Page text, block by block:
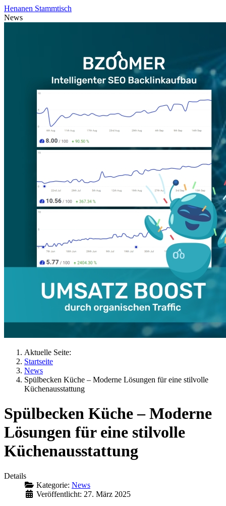
Henanen Stammtisch
News
Aktuelle Seite:
Startseite
News
Spülbecken Küche – Moderne Lösungen für eine stilvolle
Küchenausstattung
Spülbecken Küche – Moderne
Lösungen für eine stilvolle
Küchenausstattung
Details
Kategorie: News
Veröffentlicht: 27. März 2025